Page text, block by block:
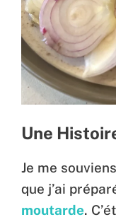
Une
Je me
que j’ai
moutarde.